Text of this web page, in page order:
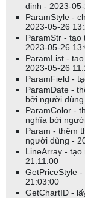
định - 2023-
ParamStyle -
2023-05-26
ParamStr - tạo
2023-05-26
ParamList -
2023-05-26
ParamField -
ParamDate -
bởi người
ParamColor -
nghĩa bởi
Param - thêm
người dùng -
LineArray -
21:11:00
GetPriceStyle
21:03:00
GetChartID -